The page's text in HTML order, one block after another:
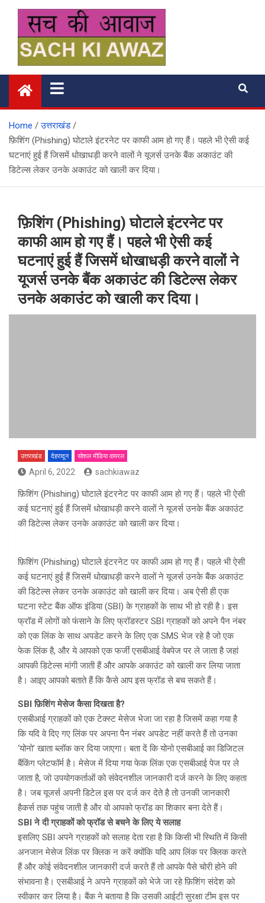
content
सच की आवाज
Home
उत्तराखंड
फ़िशिंग (Phishing) घोटाले इंटरनेट पर काफी आम हो गए हैं। पहले भी ऐसी कई
घटनाएं हुई हैं जिसमें धोखाधड़ी करने वालों ने यूजर्स उनके बैंक अकाउंट की
डिटेल्स लेकर उनके अकाउंट को खाली कर दिया।
फ़िशिंग (Phishing) घोटाले इंटरनेट पर
काफी आम हो गए हैं। पहले भी ऐसी कई
घटनाएं हुई हैं जिसमें धोखाधड़ी करने वालों ने
यूजर्स उनके बैंक अकाउंट की डिटेल्स लेकर
उनके अकाउंट को खाली कर दिया।
उत्तराखंड देहरादून सोशल मीडिया वायरल
April 6, 2022 sachkiawaz
फ़िशिंग (Phishing) घोटाले इंटरनेट पर काफी आम हो गए हैं। पहले भी ऐसी
कई घटनाएं हुई हैं जिसमें धोखाधड़ी करने वालों ने यूजर्स उनके बैंक अकाउंट
की डिटेल्स लेकर उनके अकाउंट को खाली कर दिया।
फ़िशिंग (Phishing) घोटाले इंटरनेट पर काफी आम हो गए हैं। पहले भी ऐसी
कई घटनाएं हुई हैं जिसमें धोखाधड़ी करने वालों ने यूजर्स उनके बैंक अकाउंट
की डिटेल्स लेकर उनके अकाउंट को खाली कर दिया। अब ऐसी ही एक
घटना स्टेट बैंक ऑफ इंडिया (SBI) के ग्राहकों के साथ भी हो रही है। इस
फ्रॉड में लोगों को फंसाने के लिए फ्रॉडस्टर SBI ग्राहकों को अपने पैन नंबर
को एक लिंक के साथ अपडेट करने के लिए एक SMS भेज रहे है जो एक
फेक लिंक है, और ये आपको एक फर्जी एसबीआई वेबपेज पर ले जाता है जहां
आपकी डिटेल्स मांगी जाती हैं और आपके अकाउंट को खाली कर लिया जाता
है। आइए आपको बताते हैं कि कैसे आप इस फ्रॉड से बच सकते हैं।
SBI फ़िशिंग मेसेज कैसा दिखता है?
एसबीआई ग्राहकों को एक टेक्स्ट मेसेज भेजा जा रहा है जिसमें कहा गया है
कि यदि वे दिए गए लिंक पर अपना पैन नंबर अपडेट नहीं करते हैं तो उनका
‘योनो’ खाता ब्लॉक कर दिया जाएगा। बता दें कि योनो एसबीआई का डिजिटल
बैंकिंग प्लेटफॉर्म है। मेसेज में दिया गया फेक लिंक एक एसबीआई पेज पर ले
जाता है, जो उपयोगकर्ताओं को संवेदनशील जानकारी दर्ज करने के लिए कहता
है। जब यूजर्स अपनी डिटेल इस पर दर्ज कर देते है तो उनकी जानकारी
हैकर्स तक पहुंच जाती है और वो आपको फ्रॉड का शिकार बना देते हैं।
SBI ने दी ग्राहकों को फ्रॉड से बचने के लिए ये सलाह
इसलिए SBI अपने ग्राहकों को सलाह देता रहा है कि किसी भी स्थिति में किसी
अनजान मेसेज लिंक पर क्लिक न करें क्योंकि यदि आप लिंक पर क्लिक करते
हैं और कोई संवेदनशील जानकारी दर्ज करते हैं तो आपके पैसे चोरी होने की
संभावना है। एसबीआई ने अपने ग्राहकों को भेजे जा रहे फ़िशिंग संदेश को
स्वीकार कर लिया है। बैंक ने बताया है कि उसकी आईटी सुरक्षा टीम इस पर